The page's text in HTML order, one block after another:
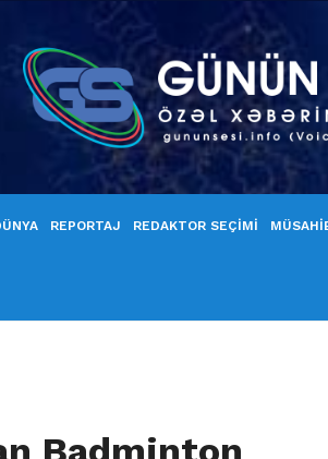
REPORTAJ REDAKTOR SEÇİMİ
Badminton